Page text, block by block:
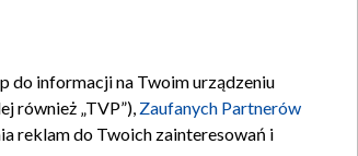
do informacji na Twoim urządzeniu
również „TVP”), Zaufanych Partnerów
reklam do Twoich zainteresowań i